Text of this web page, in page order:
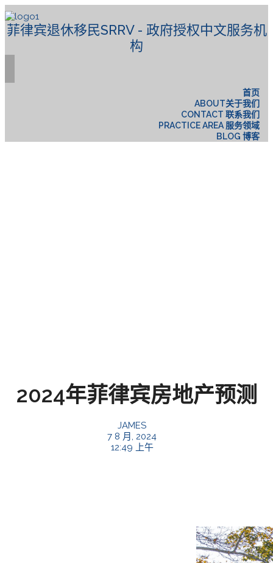
菲律宾退休移民SRRV - 政府授权中文服务机
构
首页
ABOUT关于我们
CONTACT 联系我们
PRACTICE AREA 服务领域
BLOG 博客
2024年菲律宾房地产预测
JAMES
7 8 月, 2024
12:49 上午